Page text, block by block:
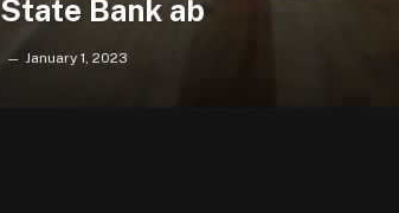
State Bank ab
January 1, 2023